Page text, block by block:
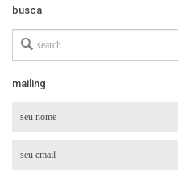
busca
for
mailing